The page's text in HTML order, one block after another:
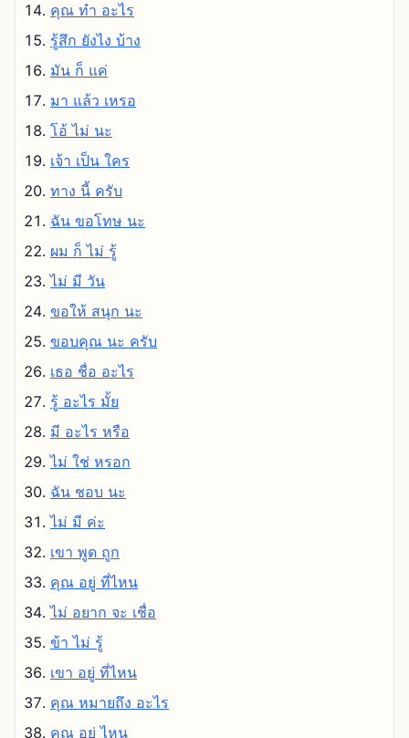
คุณ ทํา อะไร
รู้สึก ยังไง บ้าง
มัน ก็ แค่
มา แล้ว เหรอ
โอ้ ไม่ นะ
เจ้า เป็น ใคร
ทาง นี้ ครับ
ฉัน ขอโทษ นะ
ผม ก็ ไม่ รู้
ไม่ มี วัน
ขอให้ สนุก นะ
ขอบคุณ นะ ครับ
เธอ ชื่อ อะไร
รู้ อะไร มั้ย
มี อะไร หรือ
ไม่ ใช่ หรอก
ฉัน ชอบ นะ
ไม่ มี ค่ะ
เขา พูด ถูก
คุณ อยู่ ที่ไหน
ไม่ อยาก จะ เชื่อ
ข้า ไม่ รู้
เขา อยู่ ที่ไหน
คุณ หมายถึง อะไร
คุณ อยู่ ไหน